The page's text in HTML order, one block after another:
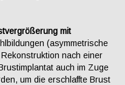
mit
(asymmetrische
nach einer
auch im Zuge
um die erschlaffte Brust